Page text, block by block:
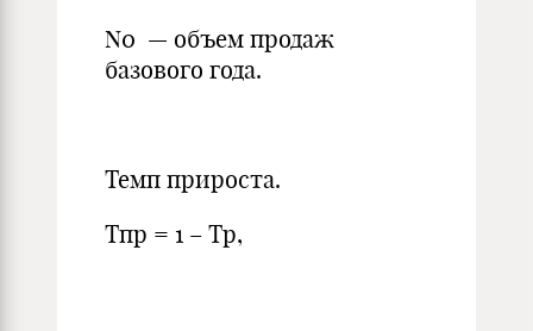
N0 — объем продаж
базового года.
Темп прироста.
Тпр = 1 – Тр,